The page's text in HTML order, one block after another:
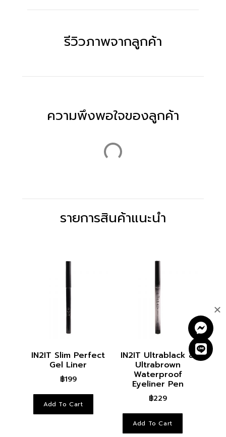
รีวิวภาพจากลูกค้า
ความพึงพอใจของลูกค้า
รายการสินค้าแนะนำ
IN2IT Slim Perfect
Gel Liner
฿199
Add To Cart
IN2IT Ultrablack &
Ultrabrown
Waterproof
Eyeliner Pen
฿229
Add To Cart